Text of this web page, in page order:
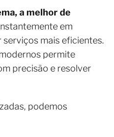
a melhor de
em
mais eficientes.
permite
precisão e resolver
podemos